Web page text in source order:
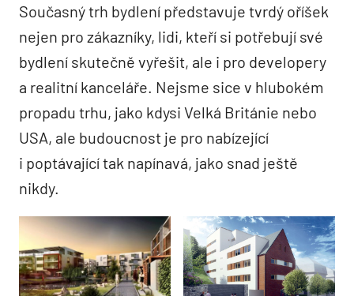
Současný trh bydlení představuje tvrdý oříšek
nejen pro zákazníky, lidi, kteří si potřebují své
bydlení skutečně vyřešit, ale i pro developery
a realitní kanceláře. Nejsme sice v hlubokém
propadu trhu, jako kdysi Velká Británie nebo
USA, ale budoucnost je pro nabízející
i poptávající tak napínavá, jako snad ještě
nikdy.